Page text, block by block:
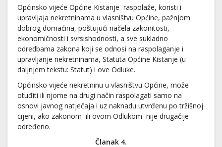
Općinsko vijeće Općine Kistanje raspolaže, koristi i
upravljaja nekretninama u vlasništvu Općine, pažnjom
dobrog domaćina, poštujući načela zakonitosti,
ekonomičnosti i svrsishodnosti, a sve sukladno
odredbama zakona koji se odnosi na raspolaganje i
upravljanje nekretninama, Statuta Općine Kistanje (u
daljnjem tekstu: Statut) i ove Odluke.
Općinsko vijeće nekretninu u vlasništvu Općine, može
otuđiti ili njome na drugi način raspolagati samo na
osnovi javnog natječaja i uz naknadu utvrđenu po tržišnoj
cijeni, ako zakonom ili ovom Odlukom nije drugačije
određeno.
Članak 4.